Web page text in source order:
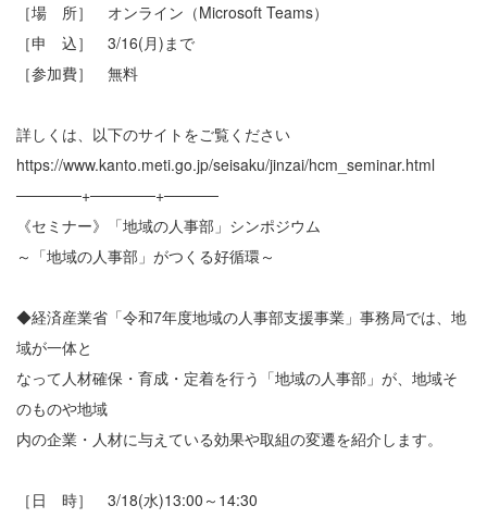
［場 所］ オンライン（Microsoft Teams）
［申 込］ 3/16(月)まで
［参加費］ 無料
詳しくは、以下のサイトをご覧ください
https://www.kanto.meti.go.jp/seisaku/jinzai/hcm_seminar.html
──────+──────+─────
《セミナー》「地域の人事部」シンポジウム
～「地域の人事部」がつくる好循環～
◆経済産業省「令和7年度地域の人事部支援事業」事務局では、地
域が一体と
なって人材確保・育成・定着を行う「地域の人事部」が、地域そ
のものや地域
内の企業・人材に与えている効果や取組の変遷を紹介します。
［日 時］ 3/18(水)13:00～14:30